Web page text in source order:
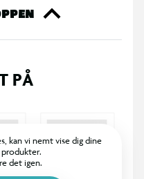
den perfekte gave til en
PÅ
kan vi nemt vise dig dine
det igen.